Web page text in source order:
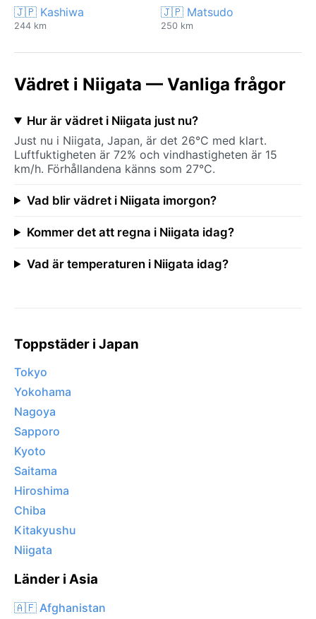
🇯🇵 Kashiwa
244 km
🇯🇵 Matsudo
250 km
Vädret i Niigata — Vanliga frågor
Hur är vädret i Niigata just nu?
Just nu i Niigata, Japan, är det 26°C med klart.
Luftfuktigheten är 72% och vindhastigheten är 15
km/h. Förhållandena känns som 27°C.
Vad blir vädret i Niigata imorgon?
Kommer det att regna i Niigata idag?
Vad är temperaturen i Niigata idag?
Toppstäder i Japan
Tokyo
Yokohama
Nagoya
Sapporo
Kyoto
Saitama
Hiroshima
Chiba
Kitakyushu
Niigata
Länder i Asia
🇦🇫 Afghanistan